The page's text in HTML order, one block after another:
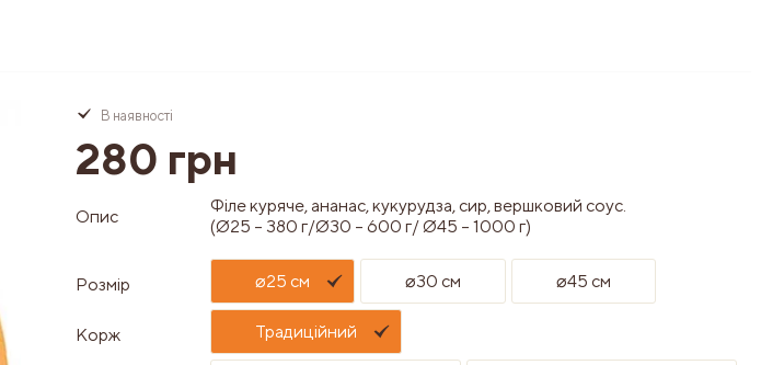
В наявності
280 грн
Опис
Філе куряче, ананас, кукурудза, сир, вершковий соус.
(Ø25 – 380 г/Ø30 – 600 г/ Ø45 – 1000 г)
Розмір ⌀25 см ⌀30 см ⌀45 см
Корж Традиційний